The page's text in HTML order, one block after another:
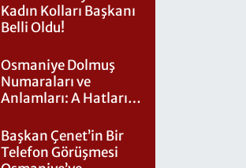
Kadın Kolları Başkanı
Belli Oldu!
Osmaniye Dolmuş
Numaraları ve
Anlamları: A Hatları
Başkan Çenet’in Bir
Telefon Görüşmesi